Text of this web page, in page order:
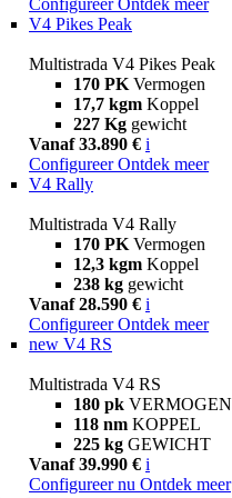
V4 Pikes Peak
Multistrada V4 Pikes Peak
170 PK Vermogen
17,7 kgm Koppel
227 Kg gewicht
Vanaf 33.890 € i
Configureer Ontdek meer
V4 Rally
Multistrada V4 Rally
170 PK Vermogen
12,3 kgm Koppel
238 kg gewicht
Vanaf 28.590 € i
Configureer Ontdek meer
new V4 RS
Multistrada V4 RS
180 pk VERMOGEN
118 nm KOPPEL
225 kg GEWICHT
Vanaf 39.990 € i
Configureer nu Ontdek meer